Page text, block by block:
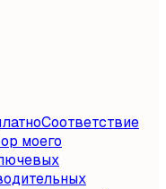
Соответствие
моего